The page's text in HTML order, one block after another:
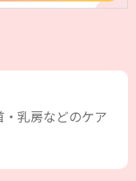
乳房などのケア